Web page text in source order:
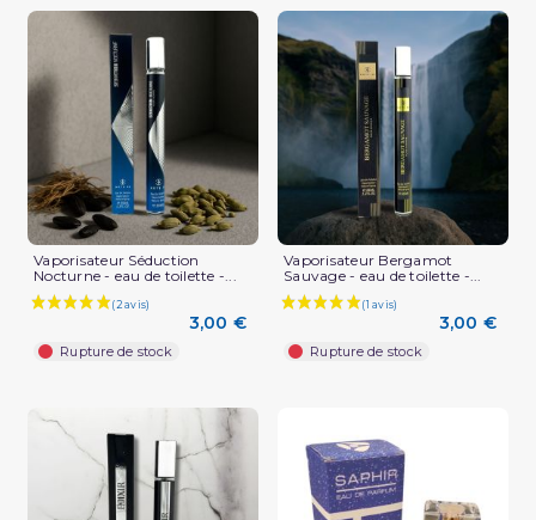
Vaporisateur Séduction
Nocturne - eau de toilette -...
3,00 €
Rupture de stock
Vaporisateur Bergamot
Sauvage - eau de toilette -...
3,00 €
Rupture de stock